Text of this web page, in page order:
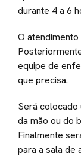
durante 4 a 6
O
equipe de
que precisa.
Será
da mão ou do
Finalmente
para a sala de